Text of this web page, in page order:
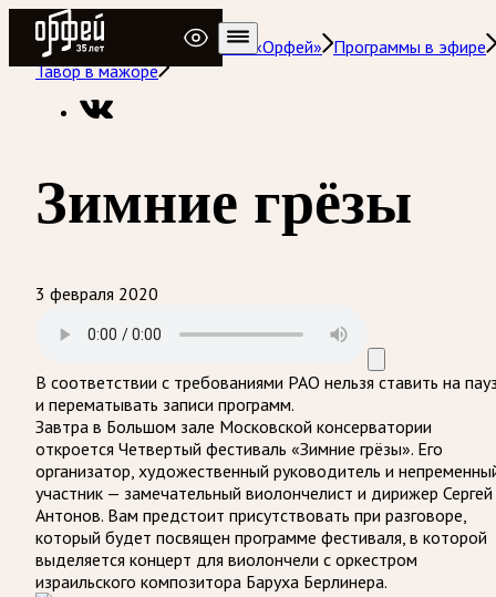
Радио Орфей
Радио классической музыки «Орфей» Программы в эфире
Тавор в мажоре
Зимние грёзы
3 февраля 2020
В соответствии с требованиями РАО нельзя ставить на
и перематывать записи программ.
Завтра в Большом зале Московской консерватории
откроется Четвертый фестиваль «Зимние грёзы». Его
организатор, художественный руководитель и
участник — замечательный виолончелист и дирижер Сергей
Антонов. Вам предстоит присутствовать при разговоре,
который будет посвящен программе фестиваля, в которой
выделяется концерт для виолончели с оркестром
израильского композитора Баруха Берлинера.